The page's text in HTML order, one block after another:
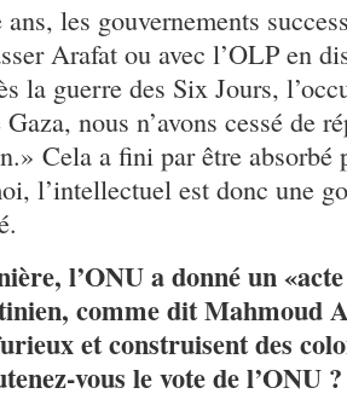
ans, les gouvernements
Arafat ou avec l’OLP en
la guerre des Six Jours,
nous n’avons cessé de
Cela a fini par être absorbé
l’intellectuel est donc une
l’ONU a donné un
comme dit Mahmoud
et construisent des
vous le vote de l’ONU ?